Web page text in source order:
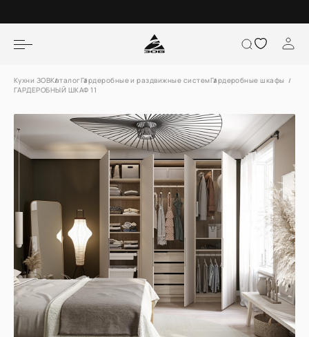
Кухни ЗОВКаталогГардеробные и раздвижные системГардеробные шкафы
ГАРДЕРОБНЫЙ ШКАФ 11